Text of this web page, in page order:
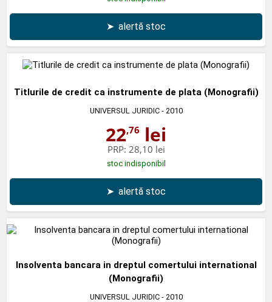
➤ alertă stoc
Titlurile de credit ca instrumente de plata (Monografii)
UNIVERSUL JURIDIC- 2010
22,76 lei
PRP: 28,10 lei
stoc indisponibil
➤ alertă stoc
Insolventa bancara in dreptul comertului international
(Monografii)
UNIVERSUL JURIDIC- 2010